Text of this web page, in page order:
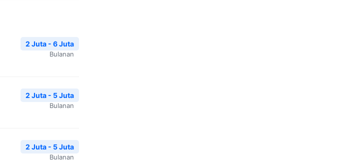
2 Juta - 6 Juta
Bulanan
2 Juta - 5 Juta
Bulanan
2 Juta - 5 Juta
Bulanan